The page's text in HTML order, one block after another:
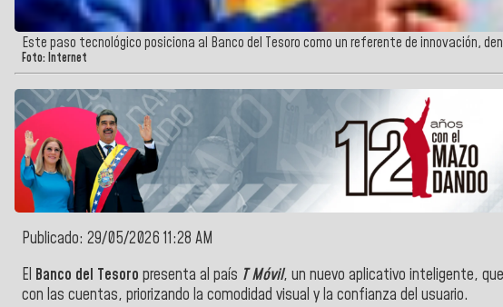
Este paso tecnológico posiciona al Banco del Tesoro como un referente de innovación,
Foto: Internet
Publicado: 29/05/2026 11:28 AM
El Banco del Tesoro presenta al país T Móvil, un nuevo aplicativo inteligente,
con las cuentas, priorizando la comodidad visual y la confianza del usuario.